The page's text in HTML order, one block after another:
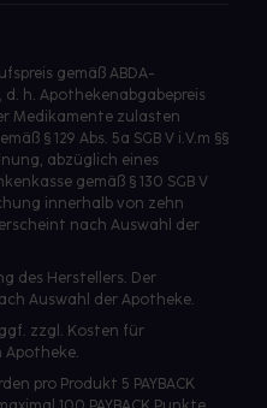
gemäß ABDA-
h. Apothekenabgabepreis
Medikamente zulasten
§ 129 Abs. 5a SGB V i.V.m §§
abzüglich eines
gemäß § 130 SGB V
innerhalb von zehn
nach Auswahl der
des Herstellers. Der
Auswahl der Apotheke.
zzgl. Kosten für
Apotheke.
pro Produkt 5 PAYBACK